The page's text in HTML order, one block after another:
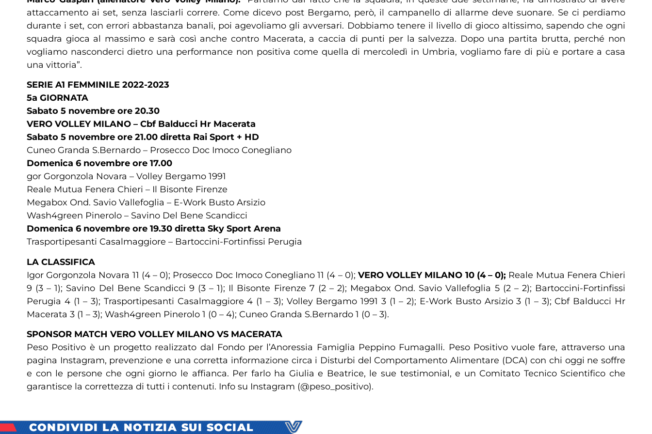
attaccamento ai set, senza lasciarli correre. Come dicevo post Bergamo, però, il campanello di allarme deve suonare. Se ci perdiamo
durante i set, con errori abbastanza banali, poi agevoliamo gli avversari. Dobbiamo tenere il livello di gioco altissimo, sapendo che ogni
squadra gioca al massimo e sarà così anche contro Macerata, a caccia di punti per la salvezza. Dopo una partita brutta, perché non
vogliamo nasconderci dietro una performance non positiva come quella di mercoledì in Umbria, vogliamo fare di più e portare a casa
una vittoria”.
SERIE A1 FEMMINILE 2022-2023
5a GIORNATA
Sabato 5 novembre ore 20.30
VERO VOLLEY MILANO – Cbf Balducci Hr Macerata
Sabato 5 novembre ore 21.00 diretta Rai Sport + HD
Cuneo Granda S.Bernardo – Prosecco Doc Imoco Conegliano
Domenica 6 novembre ore 17.00
gor Gorgonzola Novara – Volley Bergamo 1991
Reale Mutua Fenera Chieri – Il Bisonte Firenze
Megabox Ond. Savio Vallefoglia – E-Work Busto Arsizio
Wash4green Pinerolo – Savino Del Bene Scandicci
Domenica 6 novembre ore 19.30 diretta Sky Sport Arena
Trasportipesanti Casalmaggiore – Bartoccini-Fortinfissi Perugia
LA CLASSIFICA
Igor Gorgonzola Novara 11 (4 – 0); Prosecco Doc Imoco Conegliano 11 (4 – 0); VERO VOLLEY MILANO 10 (4 – 0); Reale Mutua Fenera Chieri
9 (3 – 1); Savino Del Bene Scandicci 9 (3 – 1); Il Bisonte Firenze 7 (2 – 2); Megabox Ond. Savio Vallefoglia 5 (2 – 2); Bartoccini-Fortinfissi
Perugia 4 (1 – 3); Trasportipesanti Casalmaggiore 4 (1 – 3); Volley Bergamo 1991 3 (1 – 2); E-Work Busto Arsizio 3 (1 – 3); Cbf Balducci Hr
Macerata 3 (1 – 3); Wash4green Pinerolo 1 (0 – 4); Cuneo Granda S.Bernardo 1 (0 – 3).
SPONSOR MATCH VERO VOLLEY MILANO VS MACERATA
Peso Positivo è un progetto realizzato dal Fondo per l’Anoressia Famiglia Peppino Fumagalli. Peso Positivo vuole fare, attraverso una
pagina Instagram, prevenzione e una corretta informazione circa i Disturbi del Comportamento Alimentare (DCA) con chi oggi ne soffre
e con le persone che ogni giorno le affianca. Per farlo ha Giulia e Beatrice, le sue testimonial, e un Comitato Tecnico Scientifico che
garantisce la correttezza di tutti i contenuti. Info su Instagram (@peso_positivo).
CONDIVIDI LA NOTIZIA SUI SOCIAL